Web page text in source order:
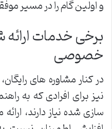
و اولین گام را در مسیر
برخی خدمات
خصوصی
در کنار مشاوره های
نیز برای افرادی که به
سازی شده نیاز دارند،